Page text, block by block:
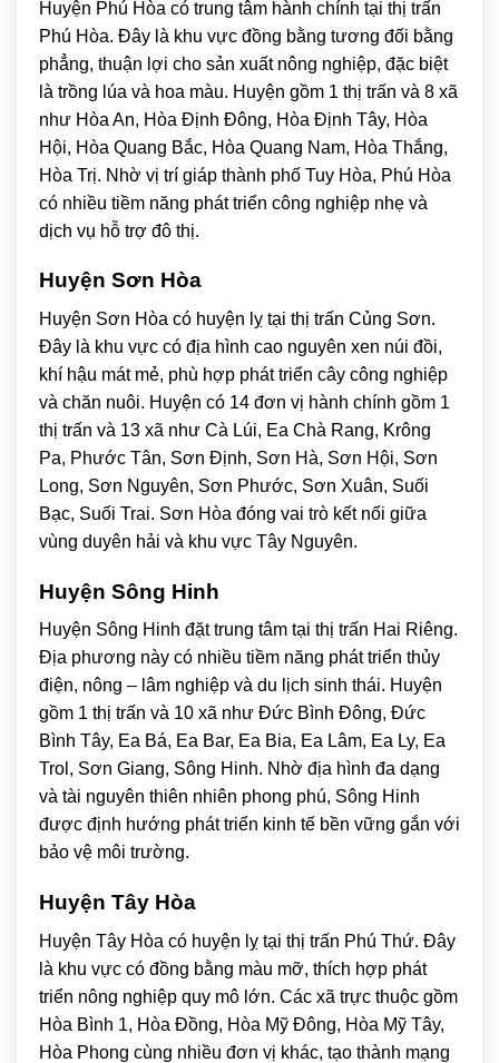
Huyện Phú Hòa có trung tâm hành chính tại thị trấn
Phú Hòa. Đây là khu vực đồng bằng tương đối bằng
phẳng, thuận lợi cho sản xuất nông nghiệp, đặc biệt
là trồng lúa và hoa màu. Huyện gồm 1 thị trấn và 8 xã
như Hòa An, Hòa Định Đông, Hòa Định Tây, Hòa
Hội, Hòa Quang Bắc, Hòa Quang Nam, Hòa Thắng,
Hòa Trị. Nhờ vị trí giáp thành phố Tuy Hòa, Phú Hòa
có nhiều tiềm năng phát triển công nghiệp nhẹ và
dịch vụ hỗ trợ đô thị.
Huyện Sơn Hòa
Huyện Sơn Hòa có huyện lỵ tại thị trấn Củng Sơn.
Đây là khu vực có địa hình cao nguyên xen núi đồi,
khí hậu mát mẻ, phù hợp phát triển cây công nghiệp
và chăn nuôi. Huyện có 14 đơn vị hành chính gồm 1
thị trấn và 13 xã như Cà Lúi, Ea Chà Rang, Krông
Pa, Phước Tân, Sơn Định, Sơn Hà, Sơn Hội, Sơn
Long, Sơn Nguyên, Sơn Phước, Sơn Xuân, Suối
Bạc, Suối Trai. Sơn Hòa đóng vai trò kết nối giữa
vùng duyên hải và khu vực Tây Nguyên.
Huyện Sông Hinh
Huyện Sông Hinh đặt trung tâm tại thị trấn Hai Riêng.
Địa phương này có nhiều tiềm năng phát triển thủy
điện, nông – lâm nghiệp và du lịch sinh thái. Huyện
gồm 1 thị trấn và 10 xã như Đức Bình Đông, Đức
Bình Tây, Ea Bá, Ea Bar, Ea Bia, Ea Lâm, Ea Ly, Ea
Trol, Sơn Giang, Sông Hinh. Nhờ địa hình đa dạng
và tài nguyên thiên nhiên phong phú, Sông Hinh
được định hướng phát triển kinh tế bền vững gắn với
bảo vệ môi trường.
Huyện Tây Hòa
Huyện Tây Hòa có huyện lỵ tại thị trấn Phú Thứ. Đây
là khu vực có đồng bằng màu mỡ, thích hợp phát
triển nông nghiệp quy mô lớn. Các xã trực thuộc gồm
Hòa Bình 1, Hòa Đồng, Hòa Mỹ Đông, Hòa Mỹ Tây,
Hòa Phong cùng nhiều đơn vị khác, tạo thành mạng